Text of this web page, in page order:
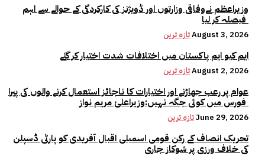
وزیراعظم نےوفاقی وزارتوں اور ڈویژنز کی کارکردگی کے حوالے سے اہم
تازہ ترینAugust 3, 2026
ایم کیو ایم پاکستان میں اختلافات شدت اختیار کر گئے
تازہ ترینAugust 2, 2026
عوام پر رعب جھاڑنے اور اختیارات کا ناجائز استعمال کرنے والوں کی پیرا
تازہ ترینJune 29, 2026
تحریک انصاف کے رکن قومی اسمبلی اقبال آفریدی کو پارٹی ڈسپلن
کی خلاف ورزی پر شوکاز جاری